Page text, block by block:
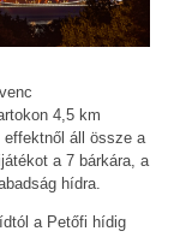
4,5 km
effektnől áll össze a
a 7 bárkára, a
hídra.
a Petőfi hídig